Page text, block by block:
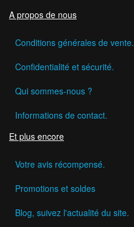
A propos de nous
Conditions générales de vente.
Confidentialité et sécurité.
Qui sommes-nous ?
Informations de contact.
Et plus encore
Votre avis récompensé.
Promotions et soldes
Blog, suivez l'actualité du site.